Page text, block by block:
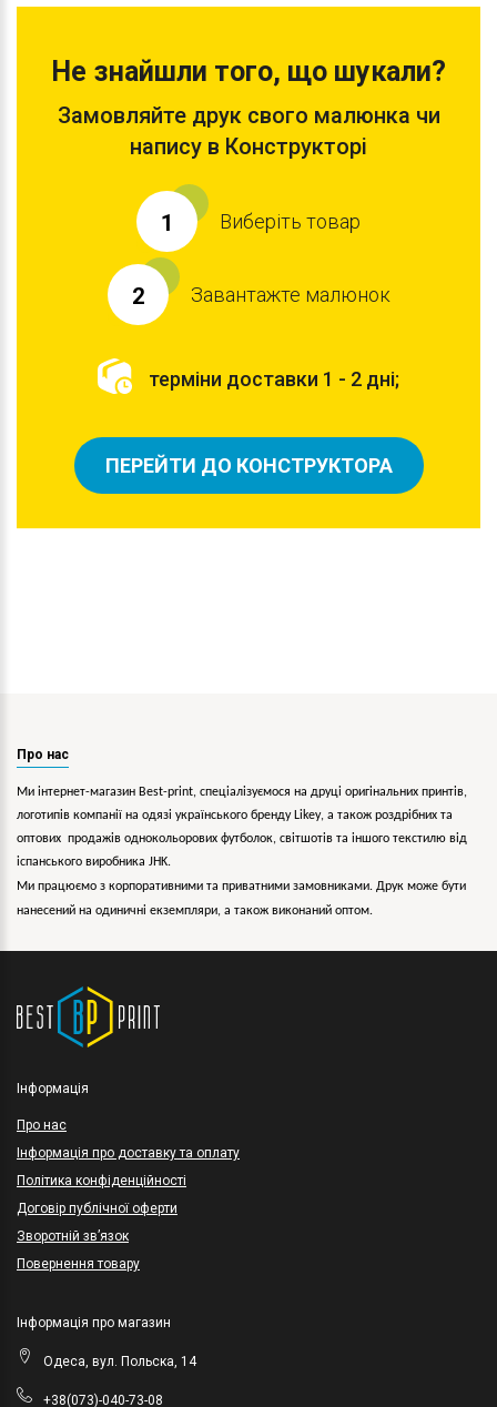
Не знайшли того, що шукали?
Замовляйте друк свого малюнка чи
напису в Конструкторі
1 Виберіть товар
2 Завантажте малюнок
терміни доставки 1 - 2 дні;
ПЕРЕЙТИ ДО КОНСТРУКТОРА
Про нас
Ми інтернет-магазин Best-print, спеціалізуємося на друці оригінальних принтів,
логотипів компанії на одязі українського бренду Likey, а також роздрібних та
оптових продажів однокольорових футболок, світшотів та іншого текстилю від
іспанського виробника JHK.
Ми працюємо з корпоративними та приватними замовниками. Друк може бути
нанесений на одиничні екземпляри, а також виконаний оптом.
Інформація
Про нас
Інформація про доставку та оплату
Політика конфіденційності
Договір публічної оферти
Зворотній зв’язок
Повернення товару
Інформація про магазин
Одеса, вул. Польска, 14
+38(073)-040-73-08